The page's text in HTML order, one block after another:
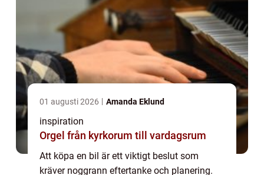
01 augusti 2026 Amanda Eklund
inspiration
Orgel från kyrkorum till vardagsrum
Att köpa en bil är ett viktigt beslut som
kräver noggrann eftertanke och planering.